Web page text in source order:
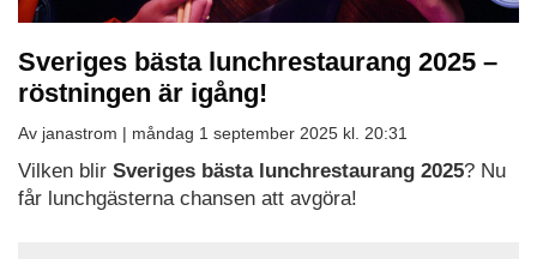
Sveriges bästa lunchrestaurang 2025 –
röstningen är igång!
Av janastrom | måndag 1 september 2025 kl. 20:31
Vilken blir Sveriges bästa lunchrestaurang 2025? Nu
får lunchgästerna chansen att avgöra!